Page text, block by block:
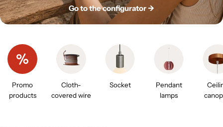
Go to the configurator ->
Promo
products
Cloth-
covered wire
Socket
Pendant
lamps